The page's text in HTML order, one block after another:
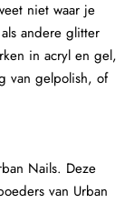
niet waar je
andere glitter
in acryl en gel,
van gelpolish, of
Nails. Deze
van Urban